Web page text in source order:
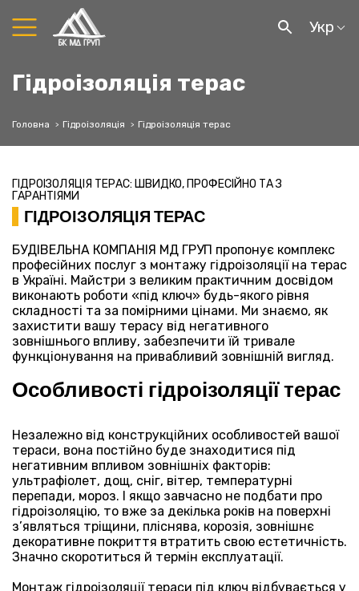
Укр
Гідроізоляція терас
Головна Гідроізоляція Гідроізоляція терас
ГІДРОІЗОЛЯЦІЯ ТЕРАС: ШВИДКО, ПРОФЕСІЙНО ТА З
ГАРАНТІЯМИ
ГІДРОІЗОЛЯЦІЯ ТЕРАС
БУДІВЕЛЬНА КОМПАНІЯ МД ГРУП пропонує комплекс
професійних послуг з монтажу гідроізоляції на терас
в Україні. Майстри з великим практичним досвідом
виконають роботи «під ключ» будь-якого рівня
складності та за помірними цінами. Ми знаємо, як
захистити вашу терасу від негативного
зовнішнього впливу, забезпечити їй тривале
функціонування на привабливий зовнішній вигляд.
Особливості гідроізоляції терас
Незалежно від конструкційних особливостей вашої
тераси, вона постійно буде знаходитися під
негативним впливом зовнішніх факторів:
ультрафіолет, дощ, сніг, вітер, температурні
перепади, мороз. І якщо завчасно не подбати про
гідроізоляцію, то вже за декілька років на поверхні
з’являться тріщини, пліснява, корозія, зовнішнє
декоративне покриття втратить свою естетичність.
Значно скоротиться й термін експлуатації.
Монтаж гідроізоляції тераси під ключ відбувається у